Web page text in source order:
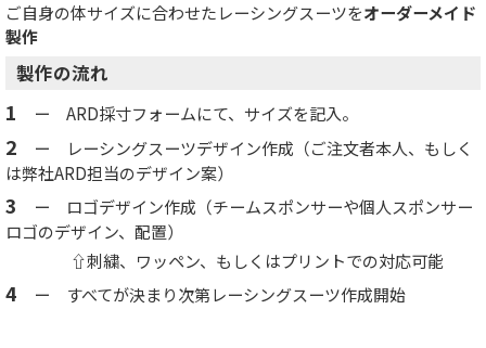
ご自身の体サイズに合わせたレーシングスーツをオーダーメイド
製作
製作の流れ
1 ー ARD採寸フォームにて、サイズを記入。
2 ー レーシングスーツデザイン作成（ご注文者本人、もしく
は弊社ARD担当のデザイン案）
3 ー ロゴデザイン作成（チームスポンサーや個人スポンサー
ロゴのデザイン、配置）
⇧刺繍、ワッペン、もしくはプリントでの対応可能
4 ー すべてが決まり次第レーシングスーツ作成開始